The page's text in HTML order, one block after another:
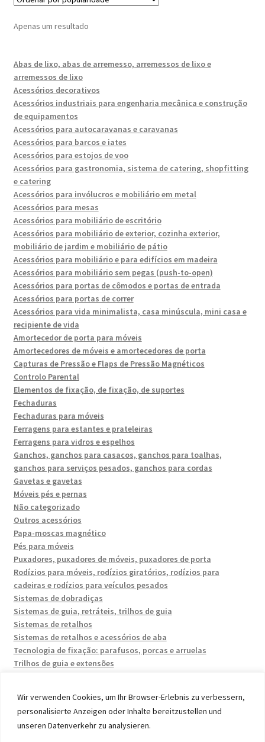
Wir verwenden Cookies, um Ihr Browser-Erlebnis zu verbessern,
personalisierte Anzeigen oder Inhalte bereitzustellen und
unseren Datenverkehr zu analysieren.
Apenas um resultado
Abas de lixo, abas de arremesso, arremessos de lixo e
arremessos de lixo
Acessórios decorativos
Acessórios industriais para engenharia mecânica e construção
de equipamentos
Acessórios para autocaravanas e caravanas
Acessórios para barcos e iates
Acessórios para estojos de voo
Acessórios para gastronomia, sistema de catering, shopfitting
e catering
Acessórios para invólucros e mobiliário em metal
Acessórios para mesas
Acessórios para mobiliário de escritório
Acessórios para mobiliário de exterior, cozinha exterior,
mobiliário de jardim e mobiliário de pátio
Acessórios para mobiliário e para edifícios em madeira
Acessórios para mobiliário sem pegas (push-to-open)
Acessórios para portas de cômodos e portas de entrada
Acessórios para portas de correr
Acessórios para vida minimalista, casa minúscula, mini casa e
recipiente de vida
Amortecedor de porta para móveis
Amortecedores de móveis e amortecedores de porta
Capturas de Pressão e Flaps de Pressão Magnéticos
Controlo Parental
Elementos de fixação, de fixação, de suportes
Fechaduras
Fechaduras para móveis
Ferragens para estantes e prateleiras
Ferragens para vidros e espelhos
Ganchos, ganchos para casacos, ganchos para toalhas,
ganchos para serviços pesados, ganchos para cordas
Gavetas e gavetas
Móveis pés e pernas
Não categorizado
Outros acessórios
Papa-moscas magnético
Pés para móveis
Puxadores, puxadores de móveis, puxadores de porta
Rodízios para móveis, rodízios giratórios, rodízios para
cadeiras e rodízios para veículos pesados
Sistemas de dobradiças
Sistemas de guia, retráteis, trilhos de guia
Sistemas de retalhos
Sistemas de retalhos e acessórios de aba
Tecnologia de fixação: parafusos, porcas e arruelas
Trilhos de guia e extensões